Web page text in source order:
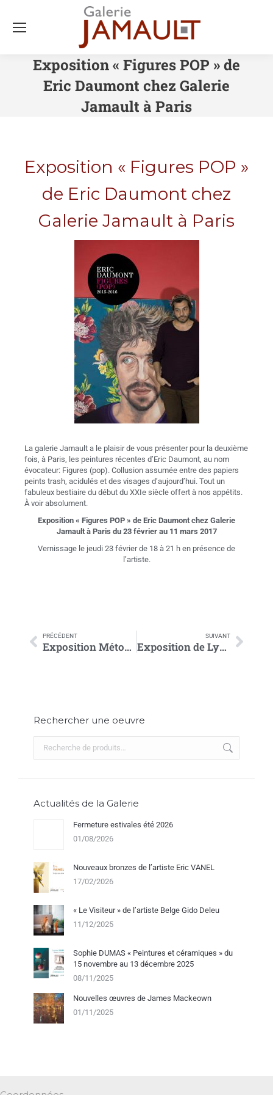
Exposition « Figures POP » de
Eric Daumont chez Galerie
Jamault à Paris
Exposition « Figures POP »
de Eric Daumont chez
Galerie Jamault à Paris
La galerie Jamault a le plaisir de vous présenter pour la deuxième
fois, à Paris, les peintures récentes d’Eric Daumont, au nom
évocateur: Figures (pop). Collusion assumée entre des papiers
peints trash, acidulés et des visages d’aujourd’hui. Tout un
fabuleux bestiaire du début du XXIe siècle offert à nos appétits.
À voir absolument.
Exposition « Figures POP » de Eric Daumont chez Galerie
Jamault à Paris du 23 février au 11 mars 2017
Vernissage le jeudi 23 février de 18 à 21 h en présence de
l’artiste.
PRÉCÉDENT
Exposition Métonymie de ARTISTE OUVRIER chez Galerie Jamault Versailles
SUIVANT
Exposition de Lysa Sarkis à la Galerie Jamault Paris
Rechercher une oeuvre
Actualités de la Galerie
Fermeture estivales été 2026
01/08/2026
Nouveaux bronzes de l’artiste Eric VANEL
17/02/2026
« Le Visiteur » de l’artiste Belge Gido Deleu
11/12/2025
Sophie DUMAS « Peintures et céramiques » du
15 novembre au 13 décembre 2025
08/11/2025
Nouvelles œuvres de James Mackeown
01/11/2025